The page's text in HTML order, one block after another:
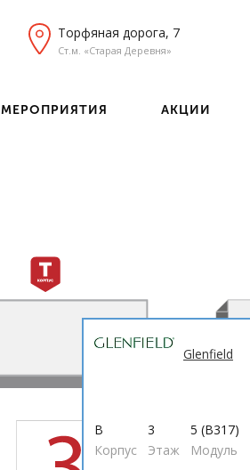
Торфяная дорога, 7
Ст.м. «Старая Деревня»
МЕРОПРИЯТИЯ АКЦИИ
Glenfield
В
Корпус
3
Этаж
5 (В317)
Модуль